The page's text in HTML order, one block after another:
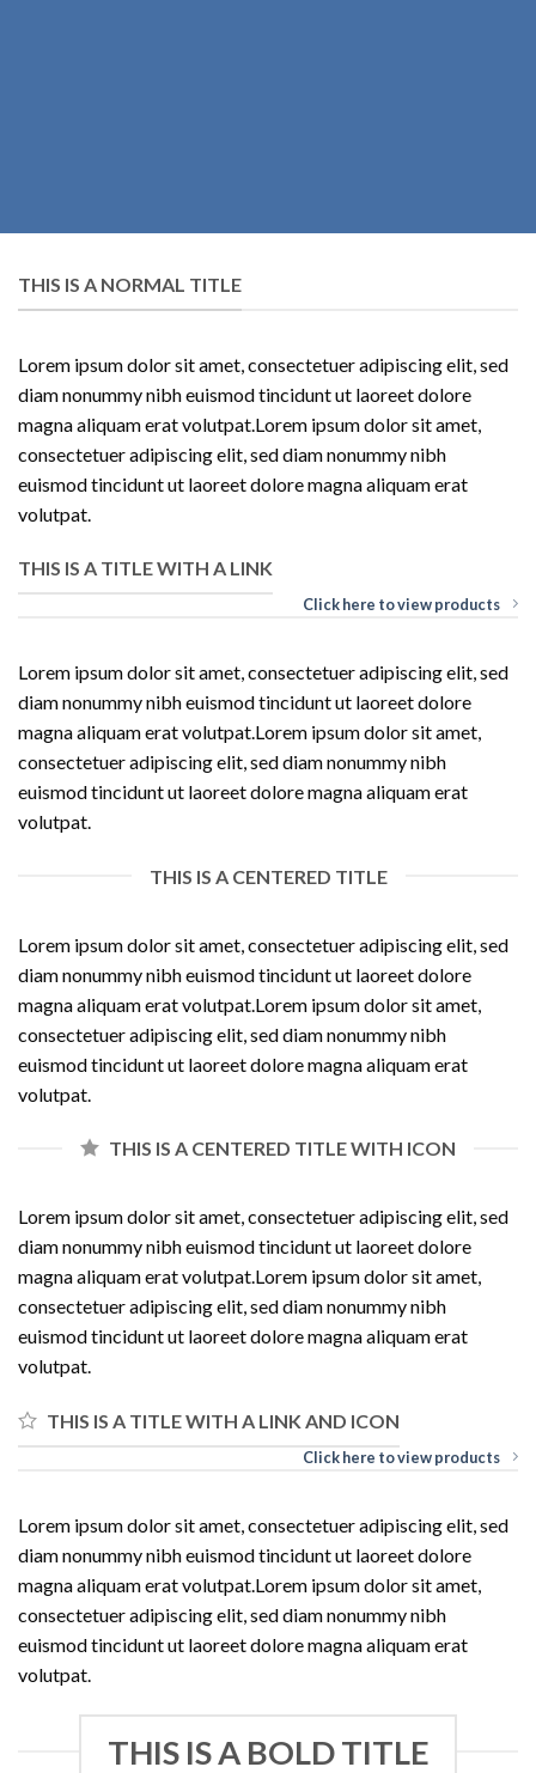
THIS IS A NORMAL TITLE
Lorem ipsum dolor sit amet, consectetuer adipiscing elit, sed
diam nonummy nibh euismod tincidunt ut laoreet dolore
magna aliquam erat volutpat.Lorem ipsum dolor sit amet,
consectetuer adipiscing elit, sed diam nonummy nibh
euismod tincidunt ut laoreet dolore magna aliquam erat
volutpat.
THIS IS A TITLE WITH A LINK
Click here to view products
Lorem ipsum dolor sit amet, consectetuer adipiscing elit, sed
diam nonummy nibh euismod tincidunt ut laoreet dolore
magna aliquam erat volutpat.Lorem ipsum dolor sit amet,
consectetuer adipiscing elit, sed diam nonummy nibh
euismod tincidunt ut laoreet dolore magna aliquam erat
volutpat.
THIS IS A CENTERED TITLE
Lorem ipsum dolor sit amet, consectetuer adipiscing elit, sed
diam nonummy nibh euismod tincidunt ut laoreet dolore
magna aliquam erat volutpat.Lorem ipsum dolor sit amet,
consectetuer adipiscing elit, sed diam nonummy nibh
euismod tincidunt ut laoreet dolore magna aliquam erat
volutpat.
THIS IS A CENTERED TITLE WITH ICON
Lorem ipsum dolor sit amet, consectetuer adipiscing elit, sed
diam nonummy nibh euismod tincidunt ut laoreet dolore
magna aliquam erat volutpat.Lorem ipsum dolor sit amet,
consectetuer adipiscing elit, sed diam nonummy nibh
euismod tincidunt ut laoreet dolore magna aliquam erat
volutpat.
THIS IS A TITLE WITH A LINK AND ICON
Click here to view products
Lorem ipsum dolor sit amet, consectetuer adipiscing elit, sed
diam nonummy nibh euismod tincidunt ut laoreet dolore
magna aliquam erat volutpat.Lorem ipsum dolor sit amet,
consectetuer adipiscing elit, sed diam nonummy nibh
euismod tincidunt ut laoreet dolore magna aliquam erat
volutpat.
THIS IS A BOLD TITLE